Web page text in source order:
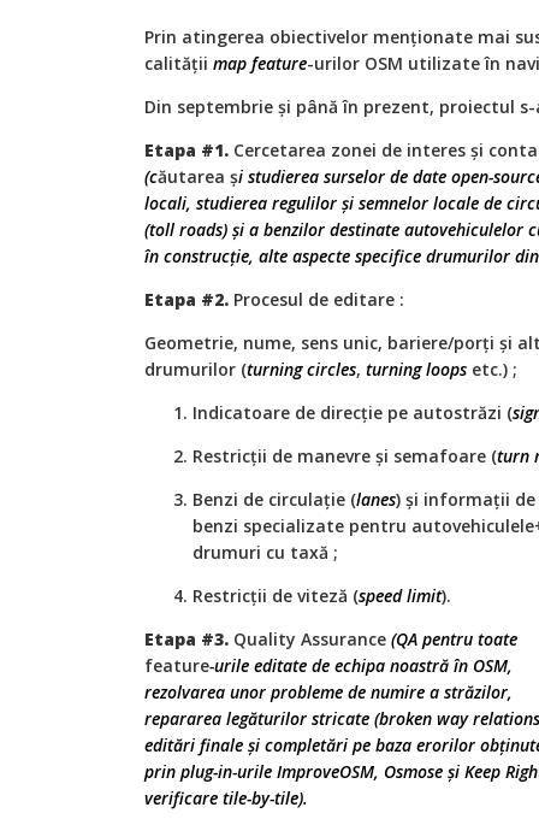
Prin atingerea obiectivelor menționate mai
calității map feature-urilor OSM utilizate în
Din septembrie și până în prezent, proiectul
Etapa #1. Cercetarea zonei de interes și
(căutarea și studierea surselor de date open-
locali, studierea regulilor și semnelor locale de
(toll roads) și a benzilor destinate autovehiculelor
în construcție, alte aspecte specifice drumurilor
Etapa #2. Procesul de editare :
Geometrie, nume, sens unic, bariere/porți și
drumurilor (turning circles, turning loops etc.) ;
Indicatoare de direcție pe autostrăzi (
Restricții de manevre și semafoare (turn
Benzi de circulație (lanes) și informații
benzi specializate pentru
drumuri cu taxă ;
Restricții de viteză (speed limit).
Etapa #3. Quality Assurance (QA pentru toate
feature-urile editate de echipa noastră în OSM,
rezolvarea unor probleme de numire a străzilor,
repararea legăturilor stricate (broken way
editări finale și completări pe baza erorilor
prin plug-in-urile ImproveOSM, Osmose și Keep
verificare tile-by-tile).